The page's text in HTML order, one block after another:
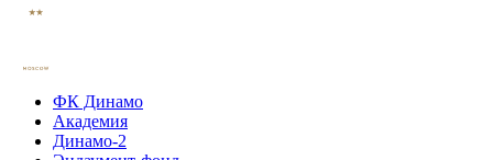
ФК Динамо
Академия
Динамо-2